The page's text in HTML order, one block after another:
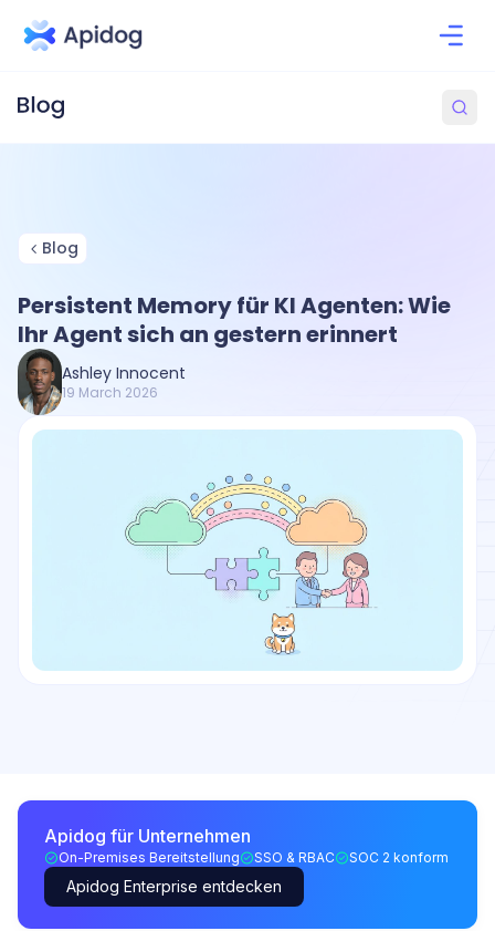
Blog
Persistent Memory für KI Agenten: Wie
Ihr Agent sich an gestern erinnert
Ashley Innocent
19 March 2026
Apidog für Unternehmen
On-Premises Bereitstellung SSO & RBAC SOC 2 konform
Apidog Enterprise entdecken